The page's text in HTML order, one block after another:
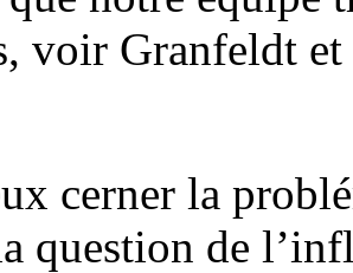
voir Granfeldt
cerner la
question de